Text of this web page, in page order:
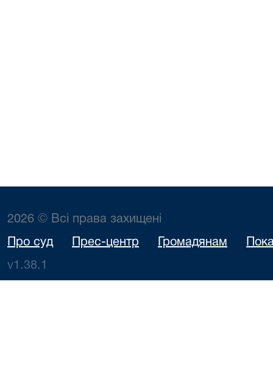
2026 © Всі права захищені
Про суд Прес-центр Громадянам
v1.38.1